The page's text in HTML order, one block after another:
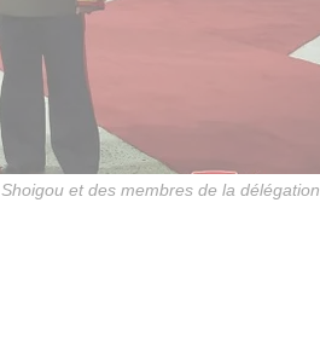
et des membres de la délégation